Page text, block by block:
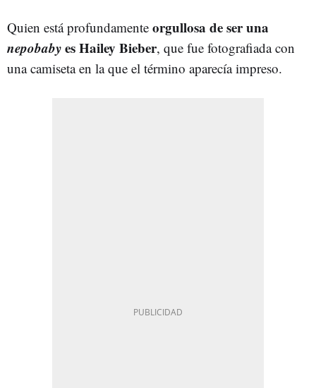
Quien está profundamente orgullosa de ser una
nepobabyes Hailey Bieber, que fue fotografiada con
una camiseta en la que el término aparecía impreso.